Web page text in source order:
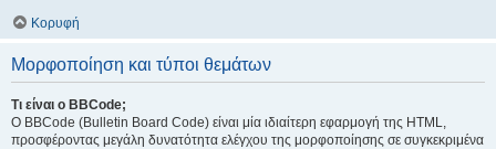
Κορυφή
Μορφοποίηση και τύποι θεμάτων
Τι είναι ο BBCode;
Ο BBCode (Bulletin Board Code) είναι μία ιδιαίτερη εφαρμογή της HTML,
προσφέροντας μεγάλη δυνατότητα ελέγχου της μορφοποίησης σε συγκεκριμένα